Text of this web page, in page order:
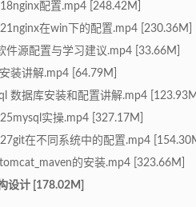
配置.mp4 [248.42M]
在win下的配置.mp4 [230.36M]
件源配置与学习建议.mp4 [33.66M]
装讲解.mp4 [64.79M]
数据库安装和配置讲解.mp4 [123.93M]
实操.mp4 [327.17M]
在不同系统中的配置.mp4
的安装.mp4 [323.66M]
设计 [178.02M]